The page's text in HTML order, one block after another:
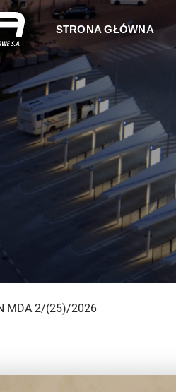
STRONA GŁÓWNA
MDA 2/(25)/2026